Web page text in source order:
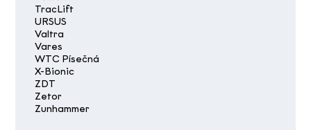
TracLift
URSUS
Valtra
Vares
WTC Písečná
X-Bionic
ZDT
Zetor
Zunhammer